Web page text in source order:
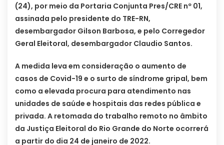
(24), por meio da Portaria Conjunta Pres/CRE nº 01,
assinada pelo presidente do TRE-RN,
desembargador Gilson Barbosa, e pelo Corregedor
Geral Eleitoral, desembargador Claudio Santos.
A medida leva em consideração o aumento de
casos de Covid-19 e o surto de síndrome gripal, bem
como a elevada procura para atendimento nas
unidades de saúde e hospitais das redes pública e
privada. A retomada do trabalho remoto no âmbito
da Justiça Eleitoral do Rio Grande do Norte ocorrerá
a partir do dia 24 de janeiro de 2022.